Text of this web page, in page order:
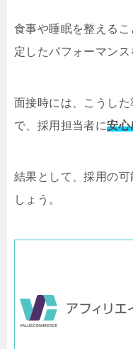
食事や睡眠を整える
定したパフォーマンス
面接時には、こうし
で、採用担当者に安心
結果として、採用の
しょう。